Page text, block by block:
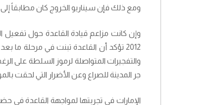
ومع ذلك فإن سيناريو الخروج كان مطابقاً
وإن كانت مزاعم قيادة القاعدة حول تفعيل
2012 تؤكد أن القاعدة تبنت في مرحلة ما
والتفجيرات المتواصلة لرموز السلطة على
جر المدينة للصراع وعن الأضرار التي لحقت
الإمارات في تجربتها لمواجهة القاعدة في